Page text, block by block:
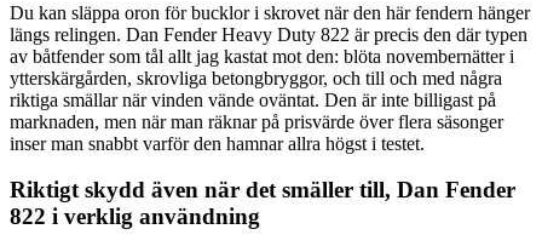
Du kan släppa oron för bucklor i skrovet när den här fendern hänger
längs relingen. Dan Fender Heavy Duty 822 är precis den där typen
av båtfender som tål allt jag kastat mot den: blöta novembernätter i
ytterskärgården, skrovliga betongbryggor, och till och med några
riktiga smällar när vinden vände oväntat. Den är inte billigast på
marknaden, men när man räknar på prisvärde över flera säsonger
inser man snabbt varför den hamnar allra högst i testet.
Riktigt skydd även när det smäller till, Dan Fender
822 i verklig användning